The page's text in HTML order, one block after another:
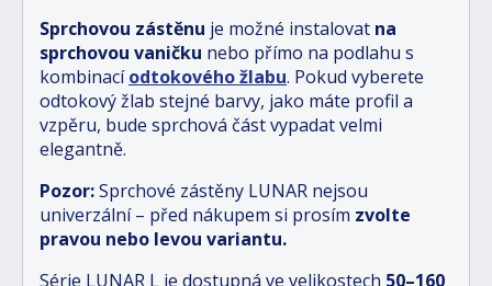
Sprchovou zástěnu je možné instalovat na
sprchovou vaničku nebo přímo na podlahu s
kombinací odtokového žlabu. Pokud vyberete
odtokový žlab stejné barvy, jako máte profil a
vzpěru, bude sprchová část vypadat velmi
elegantně.
Pozor:Sprchové zástěny LUNAR nejsou
univerzální – před nákupem si prosím zvolte
pravou nebo levou variantu.
Série LUNAR L je dostupná ve velikostech 50–160